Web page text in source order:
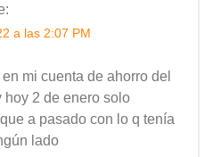
a las 2:07 PM
mi cuenta de ahorro del
hoy 2 de enero solo
a pasado con lo q tenía
lado